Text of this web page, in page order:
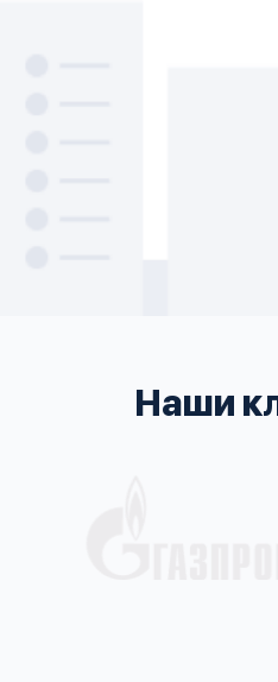
Наши